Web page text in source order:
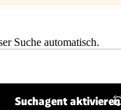
Suche automatisch.
Suchagent aktivieren